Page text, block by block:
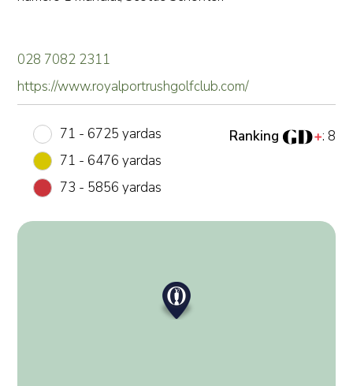
028 7082 2311
https://www.royalportrushgolfclub.com/
71 - 6725 yardas
71 - 6476 yardas
73 - 5856 yardas
Ranking : 8